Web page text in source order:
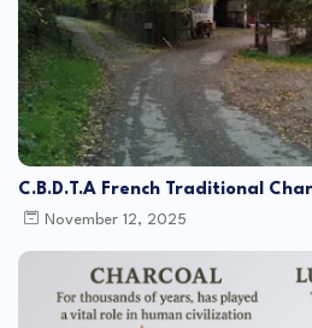
C.B.D.T.A French Traditional
November 12, 2025